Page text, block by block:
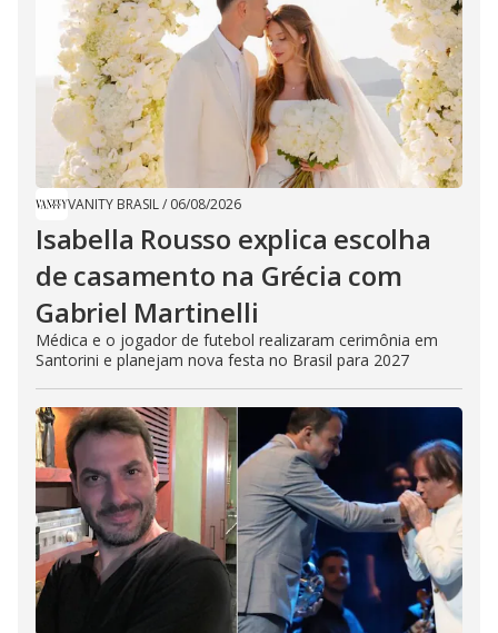
VANITY BRASIL/ 06/08/2026
Isabella Rousso explica escolha
de casamento na Grécia com
Gabriel Martinelli
Médica e o jogador de futebol realizaram cerimônia em
Santorini e planejam nova festa no Brasil para 2027